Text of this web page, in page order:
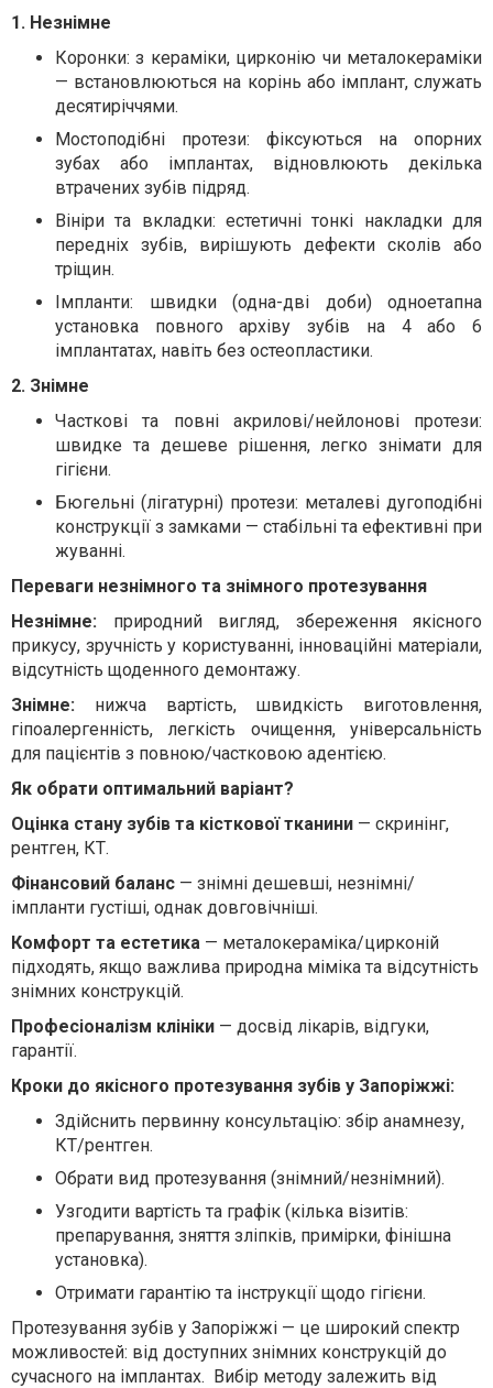
1. Незнімне
Коронки: з кераміки, цирконію чи металокераміки
— встановлюються на корінь або імплант, служать
десятиріччями.
Мостоподібні протези: фіксуються на опорних
зубах або імплантах, відновлюють декілька
втрачених зубів підряд.
Вініри та вкладки: естетичні тонкі накладки для
передніх зубів, вирішують дефекти сколів або
тріщин.
Імпланти: швидки (одна-дві доби) одноетапна
установка повного архіву зубів на 4 або 6
імплантатах, навіть без остеопластики.
2. Знімне
Часткові та повні акрилові/нейлонові протези:
швидке та дешеве рішення, легко знімати для
гігієни.
Бюгельні (лігатурні) протези: металеві дугоподібні
конструкції з замками — стабільні та ефективні при
жуванні.
Переваги незнімного та знімного протезування
Незнімне: природний вигляд, збереження якісного
прикусу, зручність у користуванні, інноваційні матеріали,
відсутність щоденного демонтажу.
Знімне: нижча вартість, швидкість виготовлення,
гіпоалергенність, легкість очищення, універсальність
для пацієнтів з повною/частковою адентією.
Як обрати оптимальний варіант?
Оцінка стану зубів та кісткової тканини — скринінг,
рентген, КТ.
Фінансовий баланс — знімні дешевші, незнімні/
імпланти густіші, однак довговічніші.
Комфорт та естетика — металокераміка/цирконій
підходять, якщо важлива природна міміка та відсутність
знімних конструкцій.
Професіоналізм клініки — досвід лікарів, відгуки,
гарантії.
Кроки до якісного протезування зубів у Запоріжжі:
Здійснить первинну консультацію: збір анамнезу,
КТ/рентген.
Обрати вид протезування (знімний/незнімний).
Узгодити вартість та графік (кілька візитів:
препарування, зняття зліпків, примірки, фінішна
установка).
Отримати гарантію та інструкції щодо гігієни.
Протезування зубів у Запоріжжі — це широкий спектр
можливостей: від доступних знімних конструкцій до
сучасного на імплантах. Вибір методу залежить від